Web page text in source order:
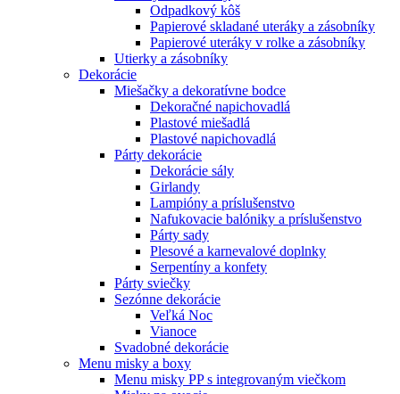
Odpadkový kôš
Papierové skladané uteráky a zásobníky
Papierové uteráky v rolke a zásobníky
Utierky a zásobníky
Dekorácie
Miešačky a dekoratívne bodce
Dekoračné napichovadlá
Plastové miešadlá
Plastové napichovadlá
Párty dekorácie
Dekorácie sály
Girlandy
Lampióny a príslušenstvo
Nafukovacie balóniky a príslušenstvo
Párty sady
Plesové a karnevalové doplnky
Serpentíny a konfety
Párty sviečky
Sezónne dekorácie
Veľká Noc
Vianoce
Svadobné dekorácie
Menu misky a boxy
Menu misky PP s integrovaným viečkom